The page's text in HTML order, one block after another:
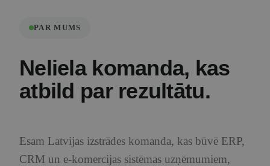
PAR MUMS
Neliela komanda, kas
atbild par rezultātu.
Esam Latvijas izstrādes komanda, kas būvē ERP,
CRM un e-komercijas sistēmas uzņēmumiem,